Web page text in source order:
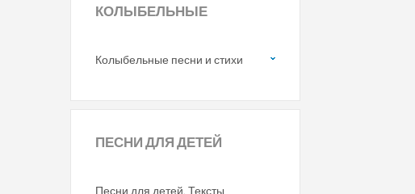
КОЛЫБЕЛЬНЫЕ
Колыбельные песни и стихи
ПЕСНИДЛЯ ДЕТЕЙ
Песни для детей. Тексты